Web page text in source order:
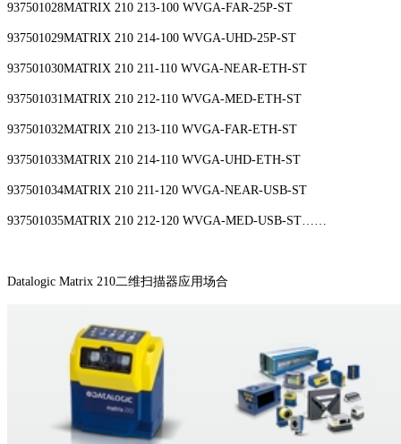
937501028MATRIX 210 213-100 WVGA-FAR-25P-ST
937501029MATRIX 210 214-100 WVGA-UHD-25P-ST
937501030MATRIX 210 211-110 WVGA-NEAR-ETH-ST
937501031MATRIX 210 212-110 WVGA-MED-ETH-ST
937501032MATRIX 210 213-110 WVGA-FAR-ETH-ST
937501033MATRIX 210 214-110 WVGA-UHD-ETH-ST
937501034MATRIX 210 211-120 WVGA-NEAR-USB-ST
937501035MATRIX 210 212-120 WVGA-MED-USB-ST……
Datalogic Matrix 210二维扫描器应用场合